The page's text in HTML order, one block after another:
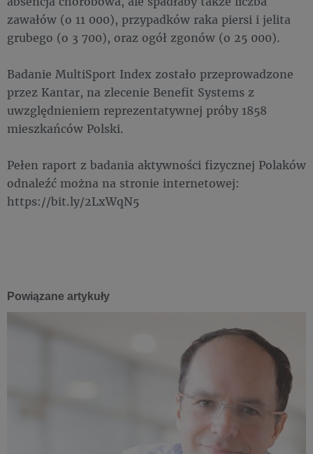
zawałów (o 11 000), przypadków raka piersi i jelita
grubego (o 3 700), oraz ogół zgonów (o 25 000).
Badanie MultiSport Index zostało przeprowadzone
przez Kantar, na zlecenie Benefit Systems z
uwzględnieniem reprezentatywnej próby 1858
mieszkańców Polski.
Pełen raport z badania aktywności fizycznej Polaków
odnaleźć można na stronie internetowej:
https://bit.ly/2LxWqN5
Powiązane artykuły